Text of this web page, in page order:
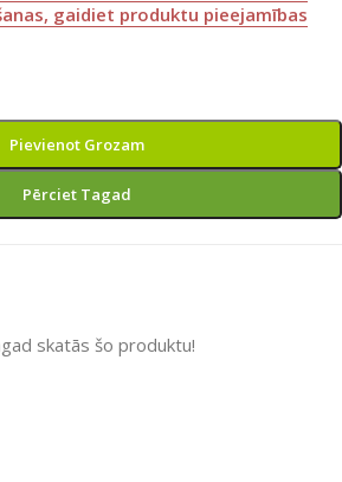
gaidiet produktu pieejamības
Pievienot Grozam
Pērciet Tagad
skatās šo produktu!